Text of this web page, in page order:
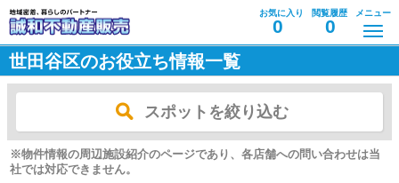
お気に入り
0
閲覧履歴
0
メニュー
世田谷区のお役立ち情報一覧
スポットを絞り込む
※物件情報の周辺施設紹介のページであり、各店舗への問い合わせは当
社では対応できません。